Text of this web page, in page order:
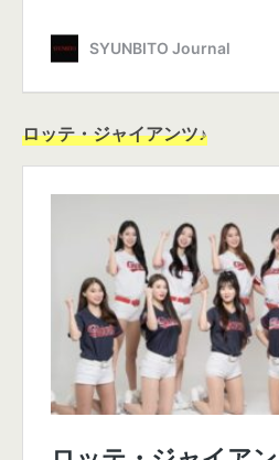
ロッテ・ジャイアンツ♪